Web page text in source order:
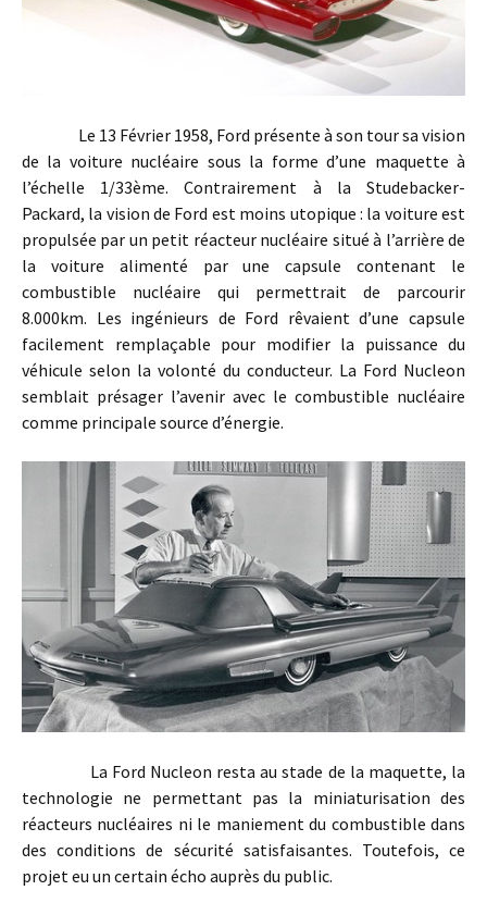
Le 13 Février 1958, Ford présente à son tour sa vision
de la voiture nucléaire sous la forme d’une maquette à
l’échelle 1/33ème. Contrairement à la Studebacker-
Packard, la vision de Ford est moins utopique : la voiture est
propulsée par un petit réacteur nucléaire situé à l’arrière de
la voiture alimenté par une capsule contenant le
combustible nucléaire qui permettrait de parcourir
8.000km. Les ingénieurs de Ford rêvaient d’une capsule
facilement remplaçable pour modifier la puissance du
véhicule selon la volonté du conducteur. La Ford Nucleon
semblait présager l’avenir avec le combustible nucléaire
comme principale source d’énergie.
La Ford Nucleon resta au stade de la maquette, la
technologie ne permettant pas la miniaturisation des
réacteurs nucléaires ni le maniement du combustible dans
des conditions de sécurité satisfaisantes. Toutefois, ce
projet eu un certain écho auprès du public.